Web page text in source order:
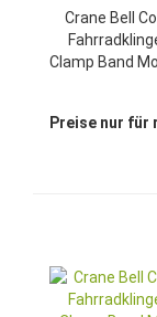
Crane Bell
Clamp Band
Preise nur